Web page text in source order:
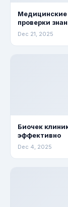
Медицинские
проверки
Dec 21, 2025
Биочек
эффективно
Dec 4, 2025